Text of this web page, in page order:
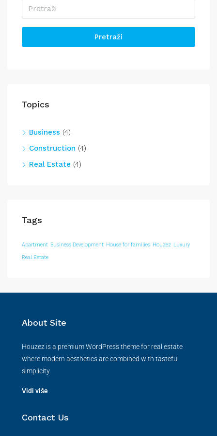
Pretraži
Topics
Business (4)
Construction (4)
Real Estate (4)
Tags
Apartment Business Development House for families Houzez Luxury
Real Estate
About Site
Houzez is a premium WordPress theme for real estate
where modern aesthetics are combined with tasteful
simplicity.
Vidi više
Contact Us